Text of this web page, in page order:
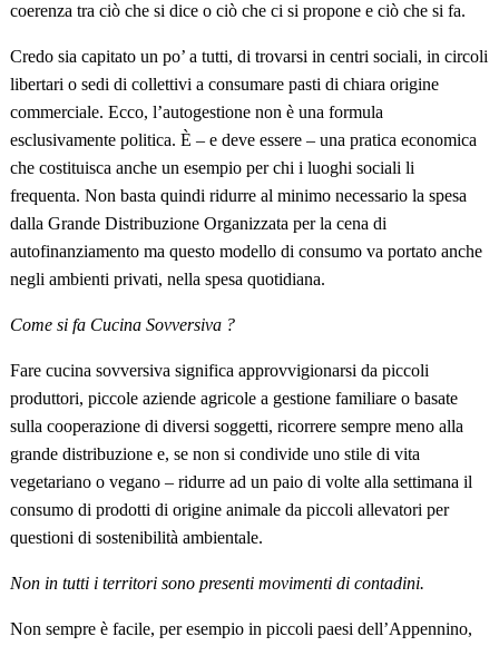
coerenza tra ciò che si dice o ciò che ci si propone e ciò che si fa.
Credo sia capitato un po’ a tutti, di trovarsi in centri sociali, in circoli
libertari o sedi di collettivi a consumare pasti di chiara origine
commerciale. Ecco, l’autogestione non è una formula
esclusivamente politica. È – e deve essere – una pratica economica
che costituisca anche un esempio per chi i luoghi sociali li
frequenta. Non basta quindi ridurre al minimo necessario la spesa
dalla Grande Distribuzione Organizzata per la cena di
autofinanziamento ma questo modello di consumo va portato anche
negli ambienti privati, nella spesa quotidiana.
Come si fa Cucina Sovversiva ?
Fare cucina sovversiva significa approvvigionarsi da piccoli
produttori, piccole aziende agricole a gestione familiare o basate
sulla cooperazione di diversi soggetti, ricorrere sempre meno alla
grande distribuzione e, se non si condivide uno stile di vita
vegetariano o vegano – ridurre ad un paio di volte alla settimana il
consumo di prodotti di origine animale da piccoli allevatori per
questioni di sostenibilitàambientale.
Non in tutti i territori sono presenti movimenti di contadini.
Non sempre è facile, per esempio in piccoli paesi dell’Appennino,